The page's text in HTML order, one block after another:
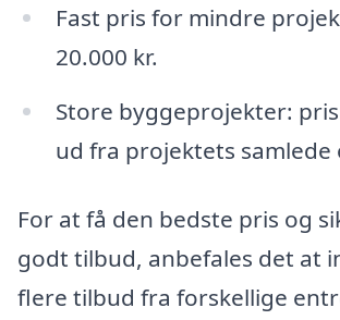
Fast pris for mindre
20.000 kr.
Store byggeprojekter:
ud fra projektets samlede
For at få den bedste pris og
godt tilbud, anbefales det at
flere tilbud fra forskellige